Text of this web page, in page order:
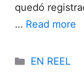
quedó
… Read more
Categories
EN REEL